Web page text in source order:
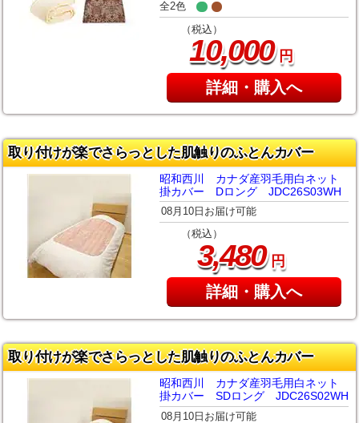
全2色
（税込）
10,000円
詳細・購入へ
取り付けが楽でさらっとした肌触りのふとんカバー
昭和西川 カナダ産羽毛用白ネット
掛カバー Dロング JDC26S03WH
08月10日お届け可能
（税込）
3,480円
詳細・購入へ
取り付けが楽でさらっとした肌触りのふとんカバー
昭和西川 カナダ産羽毛用白ネット
掛カバー SDロング JDC26S02WH
08月10日お届け可能